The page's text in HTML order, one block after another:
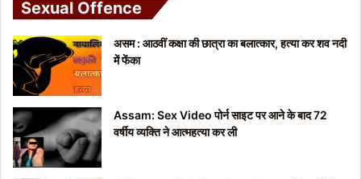
Sexual Offence
असम : आठवीं कक्षा की छात्रा का बलात्कार, हत्या कर शव नदी
में फेंका
Assam: Sex Video पोर्न साइट पर आने के बाद 72
वर्षीय व्यक्ति ने आत्महत्या कर ली